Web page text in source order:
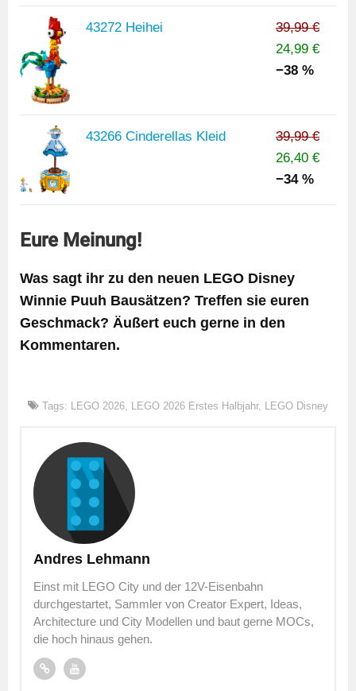
43272 Heihei
39,99 €
24,99 €
−38 %
43266 Cinderellas Kleid
39,99 €
26,40 €
−34 %
Eure Meinung!
Was sagt ihr zu den neuen LEGO Disney
Winnie Puuh Bausätzen? Treffen sie euren
Geschmack? Äußert euch gerne in den
Kommentaren.
Tags: LEGO 2026 LEGO 2026 Erstes Halbjahr, LEGO Disney
Andres Lehmann
Einst mit LEGO City und der 12V-Eisenbahn
durchgestartet, Sammler von Creator Expert, Ideas,
Architecture und City Modellen und baut gerne MOCs,
die hoch hinaus gehen.